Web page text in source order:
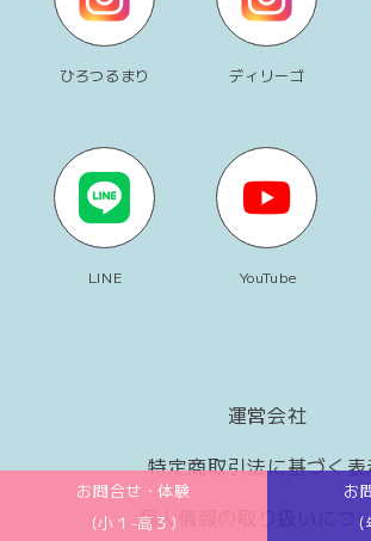
ひろつるまり ディリーゴ
LINE YouTube
運営会社
特定商取引法に基づく
個人情報の取り扱いにつ
お問合せ・体験
(小１-高３)
お
(